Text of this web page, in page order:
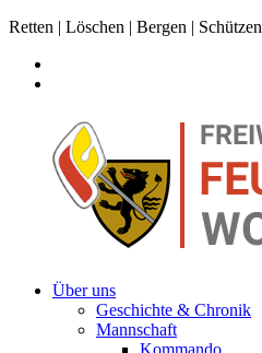
Retten | Löschen | Bergen | Schützen
Über uns
Geschichte & Chronik
Mannschaft
Kommando